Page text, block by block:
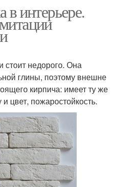
в интерьере.
стоит недорого. Она
глины, поэтому внешне
кирпича: имеет ту же
цвет, пожаростойкость.